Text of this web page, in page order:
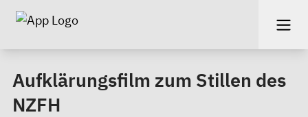
Aufklärungsfilm zum Stillen des
NZFH